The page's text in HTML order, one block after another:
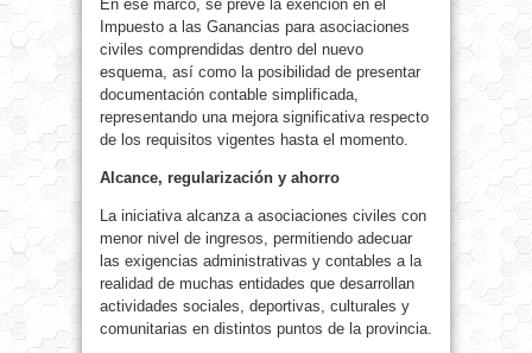
En ese marco, se prevé la exención en el
Impuesto a las Ganancias para asociaciones
civiles comprendidas dentro del nuevo
esquema, así como la posibilidad de presentar
documentación contable simplificada,
representando una mejora significativa respecto
de los requisitos vigentes hasta el momento.
Alcance, regularización y ahorro
La iniciativa alcanza a asociaciones civiles con
menor nivel de ingresos, permitiendo adecuar
las exigencias administrativas y contables a la
realidad de muchas entidades que desarrollan
actividades sociales, deportivas, culturales y
comunitarias en distintos puntos de la provincia.